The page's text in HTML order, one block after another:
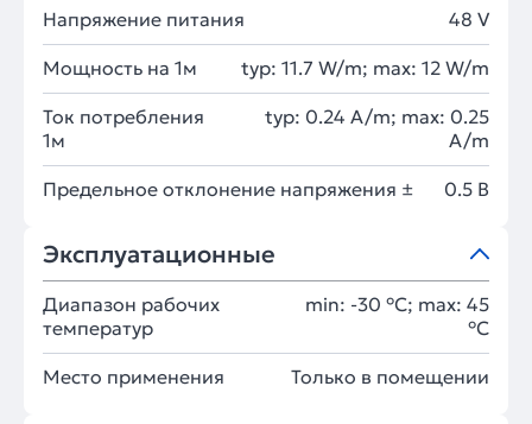
Напряжение питания 48 V
Мощность на 1м typ: 11.7 W/m; max: 12 W/m
Ток потребления
1м
typ: 0.24 A/m; max: 0.25
A/m
Предельное отклонение напряжения ± 0.5 В
Эксплуатационные
Диапазон рабочих
температур
min: -30 °C; max: 45
°C
Место применения Только в помещении